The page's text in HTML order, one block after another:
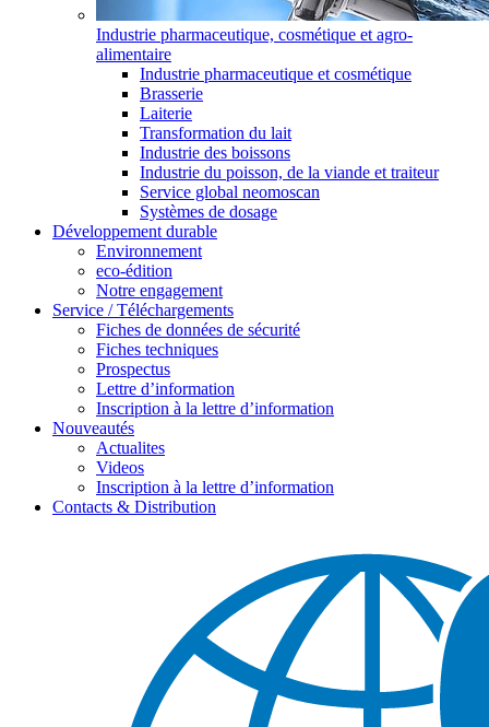
Industrie pharmaceutique, cosmétique et agro-
alimentaire
Industrie pharmaceutique et cosmétique
Brasserie
Laiterie
Transformation du lait
Industrie des boissons
Industrie du poisson, de la viande et traiteur
Service global neomoscan
Systèmes de dosage
Développement durable
Environnement
eco-édition
Notre engagement
Service / Téléchargements
Fiches de données de sécurité
Fiches techniques
Prospectus
Lettre d’information
Inscription à la lettre d’information
Nouveautés
Actualites
Videos
Inscription à la lettre d’information
Contacts & Distribution